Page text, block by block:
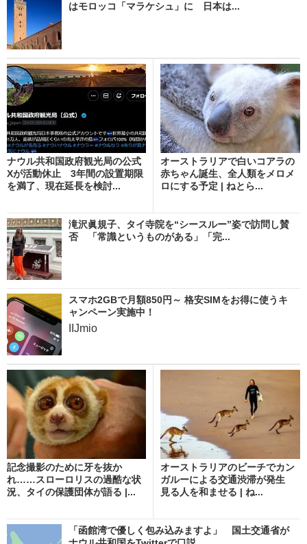
はモロッコ「マラケシュ」に 日本は...
ナウル共和国政府観光局の公式
Xが活動休止 3年間の設置期限
を満了、現在延長を検討...
オーストラリアで白いコアラの
赤ちゃん誕生、全人類をメロメ
ロにする予定 | ねとら...
滝沢眞規子、タイ寺院を“シースルー”姿で訪問し賛
否 「常識というものがある」「完...
スマホ2GBで月額850円～ 格安SIMをお得に使うキ
ャンペーン実施中！
IIJmio
記念撮影のために牙を抜か
れ……スローロリスの過酷な状
況、タイの保護団体が語る |...
オーストラリアのビーチでカン
ガルーによる交通渋滞が発生
見る人を和ませる | ね...
「函館湾で優しく包み込みますよ」 国土交通省が